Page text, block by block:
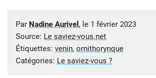
Par Nadine Aurivel , le 1 février 2023
Source: Le saviez-vous.net
Étiquettes: venin, ornithorynque
Catégories: Le saviez-vous ?